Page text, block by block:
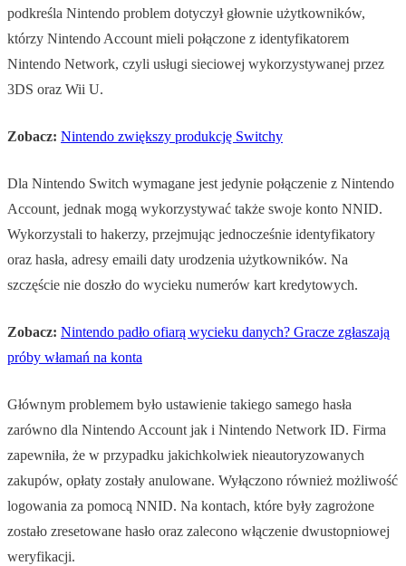
podkreśla Nintendo problem dotyczył głownie użytkowników,
którzy Nintendo Account mieli połączone z identyfikatorem
Nintendo Network, czyli usługi sieciowej wykorzystywanej przez
3DS oraz Wii U.
Zobacz: Nintendo zwiększy produkcję Switchy
Dla Nintendo Switch wymagane jest jedynie połączenie z Nintendo
Account, jednak mogą wykorzystywać także swoje konto NNID.
Wykorzystali to hakerzy, przejmując jednocześnie identyfikatory
oraz hasła, adresy emaili daty urodzenia użytkowników. Na
szczęście nie doszło do wycieku numerów kart kredytowych.
Zobacz: Nintendo padło ofiarą wycieku danych? Gracze zgłaszają
próby włamań na konta
Głównym problemem było ustawienie takiego samego hasła
zarówno dla Nintendo Account jak i Nintendo Network ID. Firma
zapewniła, że w przypadku jakichkolwiek nieautoryzowanych
zakupów, opłaty zostały anulowane. Wyłączono również możliwość
logowania za pomocą NNID. Na kontach, które były zagrożone
zostało zresetowane hasło oraz zalecono włączenie dwustopniowej
weryfikacji.